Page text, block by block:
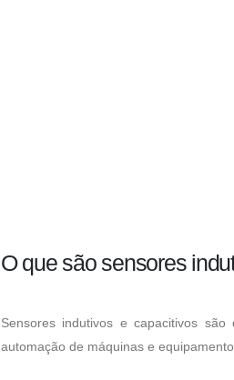
O que são sensores
Sensores indutivos e capacitivos
automação de máquinas e